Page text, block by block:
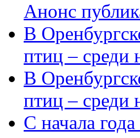
Анонс
В
птиц – среди
В
птиц – среди
С начала